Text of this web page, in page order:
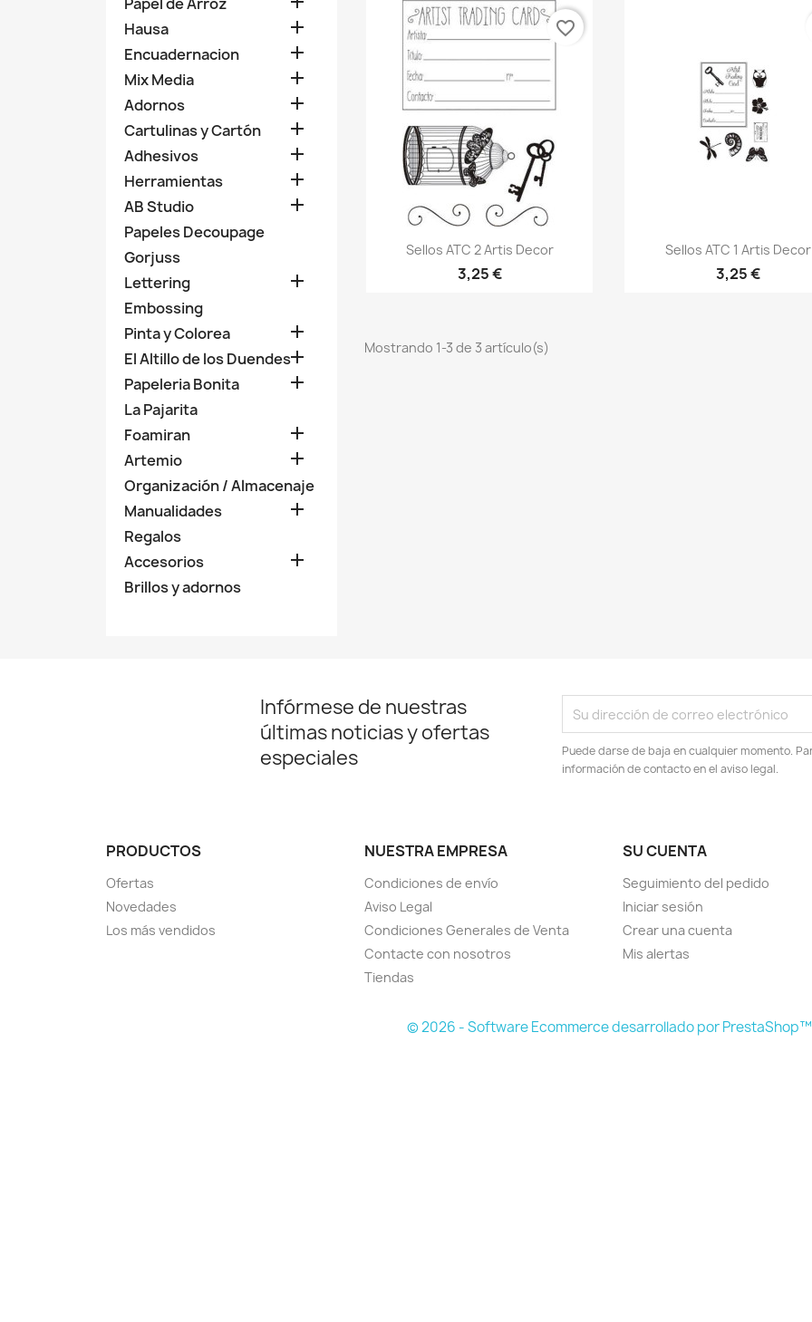
Hausa 
Encuadernacion 
Mix Media 
Adornos 
Cartulinas y Cartón 
Adhesivos 
Herramientas 
AB Studio 
Papeles Decoupage
Gorjuss
Lettering

Embossing
Pinta y Colorea

El Altillo de los Duendes
Papeleria Bonita 
La Pajarita
Foamiran

Artemio 
Organización / Almacenaje
Manualidades

Regalos
Accesorios

Brillos y adornos
Vista rápida
Sellos ATC 2 Artis Decor
3,25 €
favorite_border
Vista rápida
Sellos ATC 1 Artis Decor
3,25 €
Mostrando 1-3 de 3 artículo(s)
Infórmese de nuestras
últimas noticias y ofertas
especiales
Puede darse de baja en cualquier momento.
información de contacto en el aviso legal.
PRODUCTOS
Ofertas
Novedades
Los más vendidos
NUESTRA EMPRESA
Condiciones de envío
Aviso Legal
Condiciones Generales de Venta
Contacte con nosotros
Tiendas
SU CUENTA
Seguimiento del pedido
Iniciar sesión
Crear una cuenta
Mis alertas
© 2026 - Software Ecommerce desarrollado por PrestaShop™